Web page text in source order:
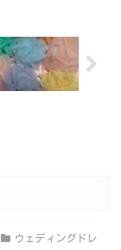
ウェディングドレ